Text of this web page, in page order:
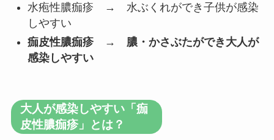
水疱性膿痂疹 → 水ぶくれができ子供が感染
しやすい
痂皮性膿痂疹 → 膿・かさぶたができ大人が
感染しやすい
大人が感染しやすい「痂
皮性膿痂疹」とは？